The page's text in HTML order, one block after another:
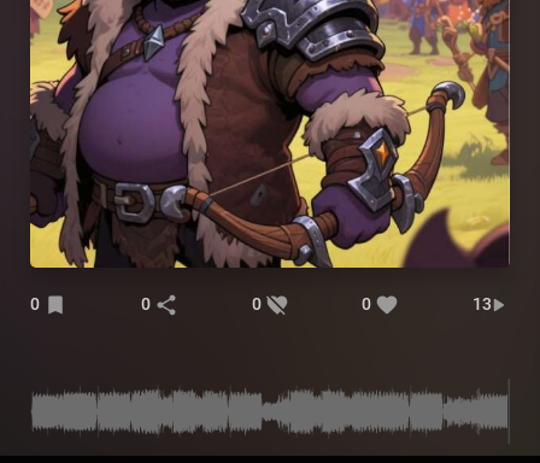
13
0
0
0
0